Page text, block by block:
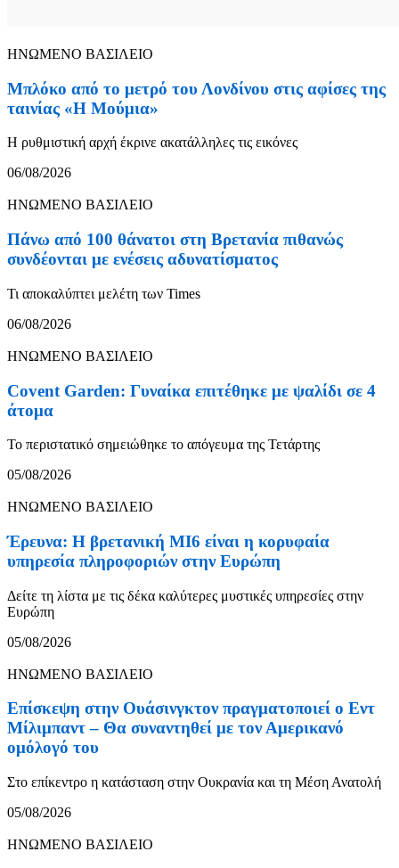
ΗΝΩΜΕΝΟ ΒΑΣΙΛΕΙΟ
Μπλόκο από το μετρό του Λονδίνου στις αφίσες της
ταινίας «Η Μούμια»
Η ρυθμιστική αρχή έκρινε ακατάλληλες τις εικόνες
06/08/2026
ΗΝΩΜΕΝΟ ΒΑΣΙΛΕΙΟ
Πάνω από 100 θάνατοι στη Βρετανία πιθανώς
συνδέονται με ενέσεις αδυνατίσματος
Τι αποκαλύπτει μελέτη των Times
06/08/2026
ΗΝΩΜΕΝΟ ΒΑΣΙΛΕΙΟ
Covent Garden: Γυναίκα επιτέθηκε με ψαλίδι σε 4
άτομα
Το περιστατικό σημειώθηκε το απόγευμα της Τετάρτης
05/08/2026
ΗΝΩΜΕΝΟ ΒΑΣΙΛΕΙΟ
Έρευνα: Η βρετανική MI6 είναι η κορυφαία
υπηρεσία πληροφοριών στην Ευρώπη
Δείτε τη λίστα με τις δέκα καλύτερες μυστικές υπηρεσίες στην
Ευρώπη
05/08/2026
ΗΝΩΜΕΝΟ ΒΑΣΙΛΕΙΟ
Επίσκεψη στην Ουάσινγκτον πραγματοποιεί ο Εντ
Μίλιμπαντ – Θα συναντηθεί με τον Αμερικανό
ομόλογό του
Στο επίκεντρο η κατάσταση στην Ουκρανία και τη Μέση Ανατολή
05/08/2026
ΗΝΩΜΕΝΟ ΒΑΣΙΛΕΙΟ